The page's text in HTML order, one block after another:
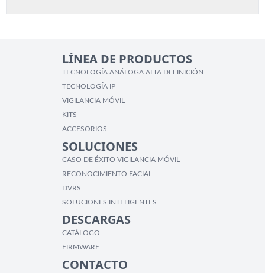
LÍNEA DE PRODUCTOS
TECNOLOGÍA ANÁLOGA ALTA DEFINICIÓN
TECNOLOGÍA IP
VIGILANCIA MÓVIL
KITS
ACCESORIOS
SOLUCIONES
CASO DE ÉXITO VIGILANCIA MÓVIL
RECONOCIMIENTO FACIAL
DVRS
SOLUCIONES INTELIGENTES
DESCARGAS
CATÁLOGO
FIRMWARE
CONTACTO